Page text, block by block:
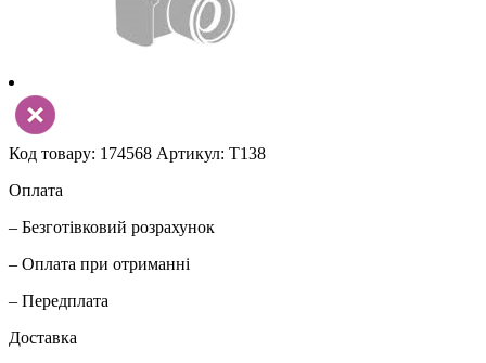
Код товару: 174568 Артикул: Т138
Оплата
– Безготівковий розрахунок
– Оплата при отриманні
– Передплата
Доставка